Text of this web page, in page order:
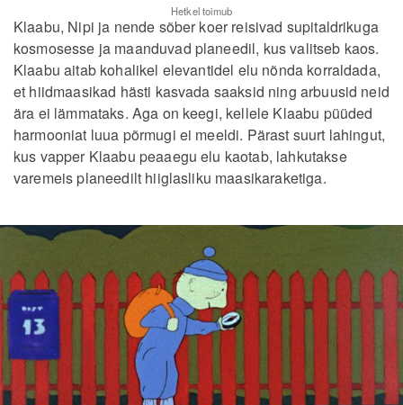
Hetkel toimub
Klaabu, Nipi ja nende sõber koer reisivad supitaldrikuga
kosmosesse ja maanduvad planeedil, kus valitseb kaos.
Klaabu aitab kohalikel elevantidel elu nõnda korraldada,
et hiidmaasikad hästi kasvada saaksid ning arbuusid neid
ära ei lämmataks. Aga on keegi, kellele Klaabu püüded
harmooniat luua põrmugi ei meeldi. Pärast suurt lahingut,
kus vapper Klaabu peaaegu elu kaotab, lahkutakse
varemeis planeedilt hiiglasliku maasikaraketiga.